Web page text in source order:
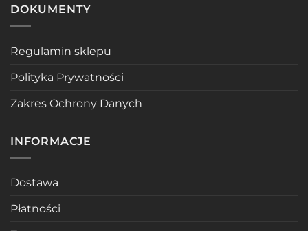
DOKUMENTY
Regulamin sklepu
Polityka Prywatności
Zakres Ochrony Danych
INFORMACJE
Dostawa
Płatności